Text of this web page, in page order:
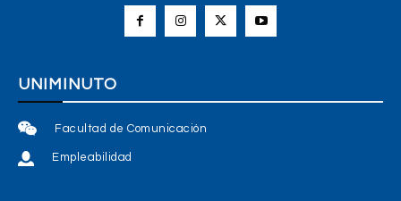
UNIMINUTO
Facultad de Comunicación
Empleabilidad